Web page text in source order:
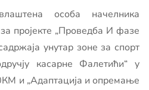
особа начелника
пројекте „Проведба И фазе
унутар зоне за спорт
касарне Фалетићи“ у
и „Адаптација и опремање